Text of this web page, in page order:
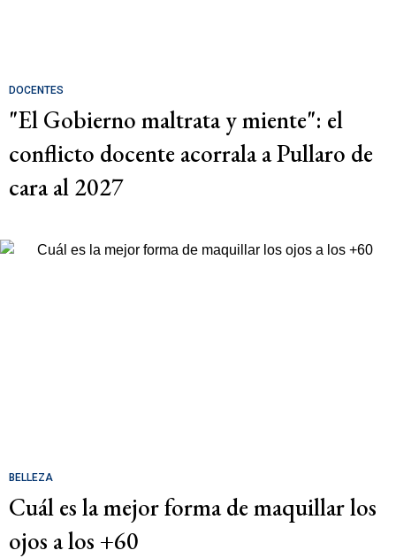
DOCENTES
"El Gobierno maltrata y miente": el
conflicto docente acorrala a Pullaro de
cara al 2027
BELLEZA
Cuál es la mejor forma de maquillar los
ojos a los +60